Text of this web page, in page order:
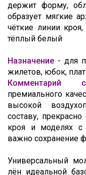
держит форму,
образует мягкие
чёткие линии кроя,
тёплый белый
Назначение - для
жилетов, юбок,
Комментарий
премиального
высокой
составу, прекрасно
кроя и моделях с
важно сохранение
Универсальный
лён идеальной